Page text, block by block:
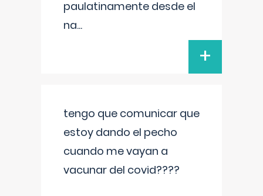
paulatinamente desde el
na...
+
tengo que comunicar que
estoy dando el pecho
cuando me vayan a
vacunar del covid????